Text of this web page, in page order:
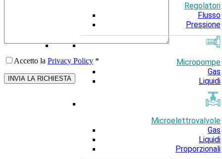
Regolatori
Flusso
Pressione
Micropompe
Gas
Liquidi
Microelettrovalvole
Gas
Liquidi
Proporzionali
Accetto la Privacy Policy *